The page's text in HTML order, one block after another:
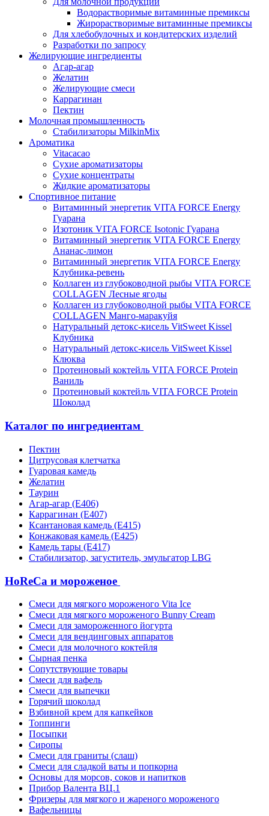
Водорастворимые витаминные премиксы
Жирорастворимые витаминные премиксы
Для хлебобулочных и кондитерских изделий
Разработки по запросу
Желирующие ингредиенты
Агар-агар
Желатин
Желирующие смеси
Каррагинан
Пектин
Молочная промышленность
Стабилизаторы MilkinMix
Ароматика
Vitacacao
Сухие ароматизаторы
Сухие концентраты
Жидкие ароматизаторы
Спортивное питание
Витаминный энергетик VITA FORCE Energy
Гуарана
Изотоник VITA FORCE Isotonic Гуарана
Витаминный энергетик VITA FORCE Energy
Ананас-лимон
Витаминный энергетик VITA FORCE Energy
Клубника-ревень
Коллаген из глубоководной рыбы VITA FORCE
COLLAGEN Лесные ягоды
Коллаген из глубоководной рыбы VITA FORCE
COLLAGEN Манго-маракуйя
Натуральный детокс-кисель VitSweet Kissel
Клубника
Натуральный детокс-кисель VitSweet Kissel
Клюква
Протеиновый коктейль VITA FORCE Protein
Ваниль
Протеиновый коктейль VITA FORCE Protein
Шоколад
Каталог по ингредиентам
Пектин
Цитрусовая клетчатка
Гуаровая камедь
Желатин
Таурин
Агар-агар (Е406)
Каррагинан (Е407)
Ксантановая камедь (Е415)
Конжаковая камедь (Е425)
Камедь тары (Е417)
Стабилизатор, загуститель, эмульгатор LBG
HoReCa и мороженое
Смеси для мягкого мороженого Vita Ice
Смеси для мягкого мороженого Bunny Cream
Смеси для замороженного йогурта
Смеси для вендинговых аппаратов
Смеси для молочного коктейля
Сырная пенка
Сопутствующие товары
Смеси для вафель
Смеси для выпечки
Горячий шоколад
Взбивной крем для капкейков
Топпинги
Посыпки
Сиропы
Смеси для граниты (слаш)
Смеси для сладкой ваты и попкорна
Основы для морсов, соков и напитков
Прибор Валента ВЦ.1
Фризеры для мягкого и жареного мороженого
Вафельницы